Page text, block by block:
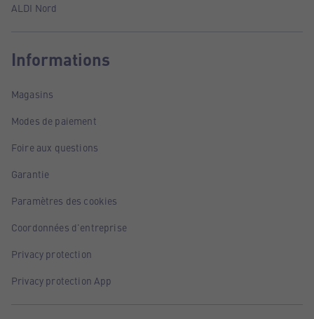
ALDI Nord
Informations
Magasins
Modes de paiement
Foire aux questions
Garantie
Paramètres des cookies
Coordonnées d'entreprise
Privacy protection
Privacy protection App